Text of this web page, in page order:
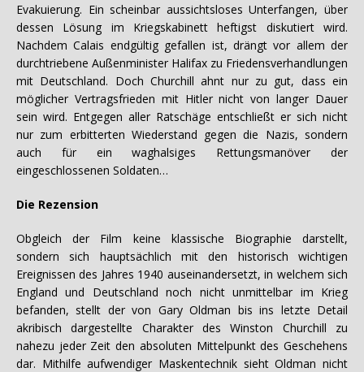
Evakuierung. Ein scheinbar aussichtsloses Unterfangen, über
dessen Lösung im Kriegskabinett heftigst diskutiert wird.
Nachdem Calais endgültig gefallen ist, drängt vor allem der
durchtriebene Außenminister Halifax zu Friedensverhandlungen
mit Deutschland. Doch Churchill ahnt nur zu gut, dass ein
möglicher Vertragsfrieden mit Hitler nicht von langer Dauer
sein wird. Entgegen aller Ratschäge entschließt er sich nicht
nur zum erbitterten Wiederstand gegen die Nazis, sondern
auch für ein waghalsiges Rettungsmanöver der
eingeschlossenen Soldaten…
Die Rezension
Obgleich der Film keine klassische Biographie darstellt,
sondern sich hauptsächlich mit den historisch wichtigen
Ereignissen des Jahres 1940 auseinandersetzt, in welchem sich
England und Deutschland noch nicht unmittelbar im Krieg
befanden, stellt der von Gary Oldman bis ins letzte Detail
akribisch dargestellte Charakter des Winston Churchill zu
nahezu jeder Zeit den absoluten Mittelpunkt des Geschehens
dar. Mithilfe aufwendiger Maskentechnik sieht Oldman nicht